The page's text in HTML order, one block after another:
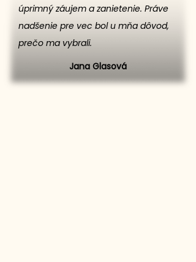
úprimný záujem a zanietenie. Práve
nadšenie pre vec bol u mňa dôvod,
prečo ma vybrali.
Jana Glasová